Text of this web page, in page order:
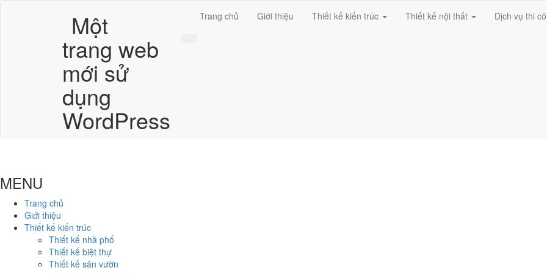
Một
trang web
mới sử
dụng
WordPress
Trang chủ Giới thiệu Thiết kế kiến trúc Thiết kế nội thất Dịch vụ thi
MENU
Trang chủ
Giới thiệu
Thiết kế kiến trúc
Thiết kế nhà phố
Thiết kế biệt thự
Thiết kế sân vườn